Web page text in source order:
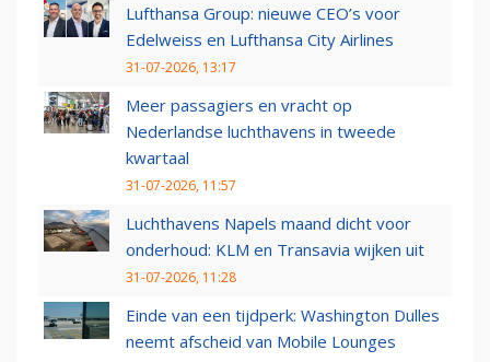
Lufthansa Group: nieuwe CEO’s voor
Edelweiss en Lufthansa City Airlines
31-07-2026, 13:17
Meer passagiers en vracht op
Nederlandse luchthavens in tweede
kwartaal
31-07-2026, 11:57
Luchthavens Napels maand dicht voor
onderhoud: KLM en Transavia wijken uit
31-07-2026, 11:28
Einde van een tijdperk: Washington Dulles
neemt afscheid van Mobile Lounges